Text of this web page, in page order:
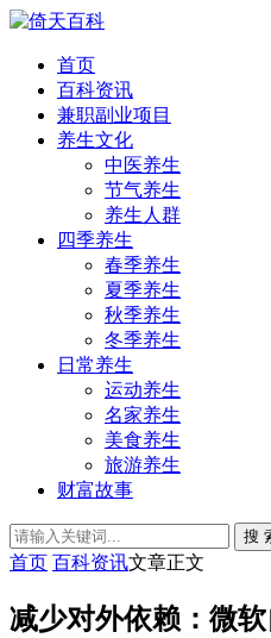
首页
百科资讯
兼职副业项目
养生文化
中医养生
节气养生
养生人群
四季养生
春季养生
夏季养生
秋季养生
冬季养生
日常养生
运动养生
名家养生
美食养生
旅游养生
财富故事
搜
首页 百科资讯文章正文
减少对外依赖：微